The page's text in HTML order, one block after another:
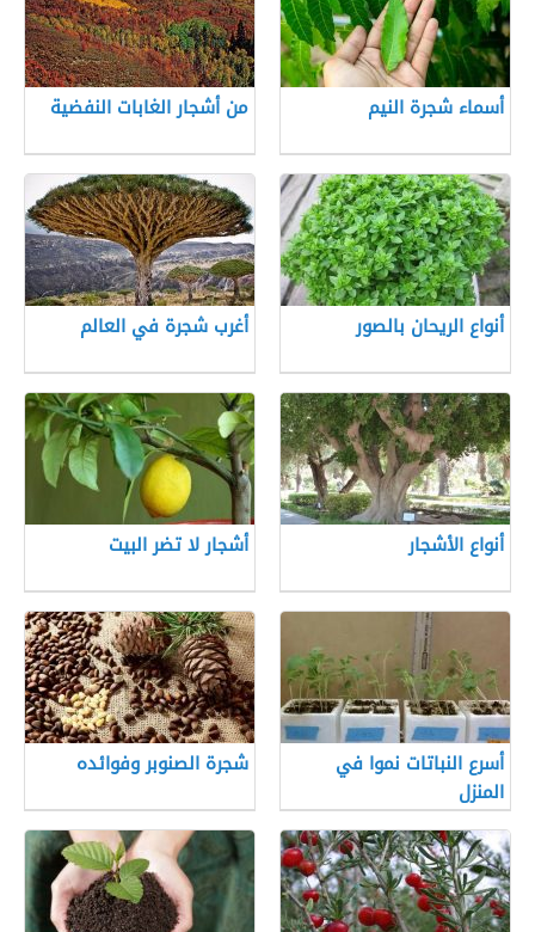
أسماء شجرة النيم من أشجار الغابات النفضية
أنواع الريحان بالصور أغرب شجرة في العالم
أنواع الأشجار أشجار لا تضر البيت
أسرع النباتات نموا في
المنزل
شجرة الصنوبر وفوائده